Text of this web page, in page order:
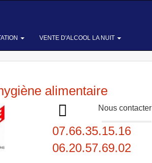
VENTE D'ALCOOL LA NUIT
alimentaire
Nous contacter
07.66.35.15.16
06.20.57.69.02